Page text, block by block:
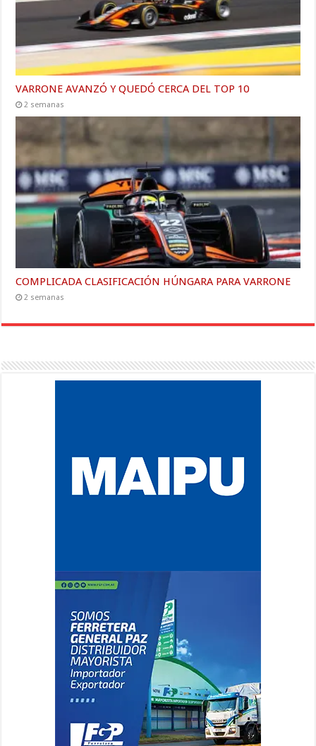
VARRONE AVANZÓ Y QUEDÓ CERCA DEL TOP 10
2 semanas
COMPLICADA CLASIFICACIÓN HÚNGARA PARA VARRONE
2 semanas